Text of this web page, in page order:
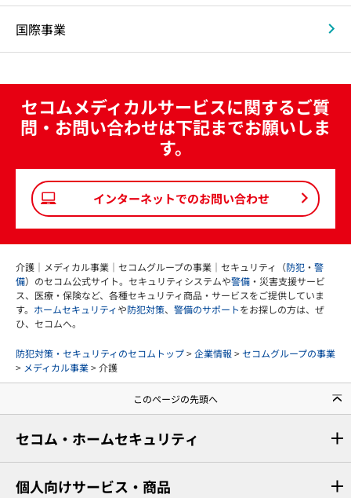
国際事業
セコムメディカルサービスに関するご質
問・お問い合わせは下記までお願いしま
す。
インターネットでのお問い合わせ
介護｜メディカル事業｜セコムグループの事業｜セキュリティ（防犯 ・ 警
備）のセコム公式サイト。セキュリティシステムや警備 ・災害支援サービ
ス、医療・保険など、各種セキュリティ商品・サービスをご提供していま
す。 ホームセキュリティや防犯対策、 警備のサポートをお探しの方は、ぜ
ひ、セコムへ。
防犯対策・セキュリティのセコムトップ>企業情報 >セコムグループの事業
> メディカル事業> 介護
このページの先頭へ
セコム・ホームセキュリティ
個人向けサービス・商品